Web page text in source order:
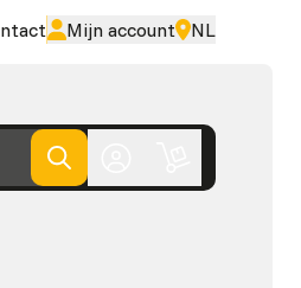
Mijn account NL